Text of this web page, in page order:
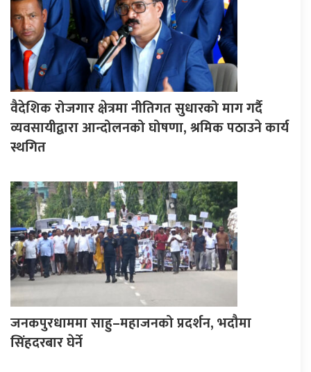
वैदेशिक रोजगार क्षेत्रमा नीतिगत सुधारको माग गर्दै
व्यवसायीद्वारा आन्दोलनको घोषणा, श्रमिक पठाउने कार्य
स्थगित
जनकपुरधाममा साहु–महाजनको प्रदर्शन, भदौमा
सिंहदरबार घेर्ने